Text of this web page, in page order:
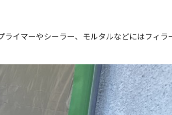
イマーやシーラー、モルタルなどにはフィ